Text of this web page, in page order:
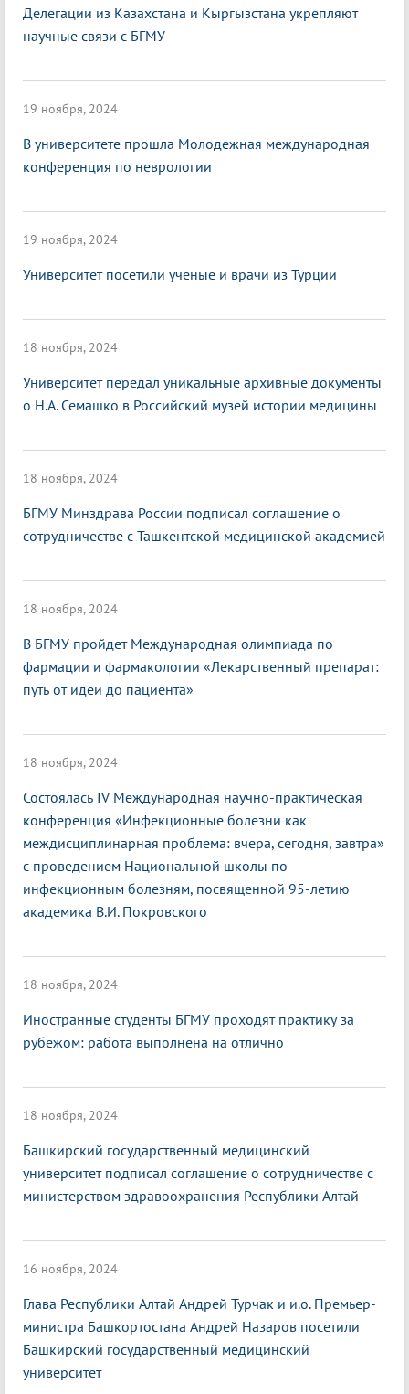
Делегации из Казахстана и Кыргызстана укрепляют
научные связи с БГМУ
19 ноября, 2024
В университете прошла Молодежная международная
конференция по неврологии
19 ноября, 2024
Университет посетили ученые и врачи из Турции
18 ноября, 2024
Университет передал уникальные архивные документы
о Н.А. Семашко в Российский музей истории медицины
18 ноября, 2024
БГМУ Минздрава России подписал соглашение о
сотрудничестве с Ташкентской медицинской академией
18 ноября, 2024
В БГМУ пройдет Международная олимпиада по
фармации и фармакологии «Лекарственный препарат:
путь от идеи до пациента»
18 ноября, 2024
Состоялась IV Международная научно-практическая
конференция «Инфекционные болезни как
междисциплинарная проблема: вчера, сегодня, завтра»
с проведением Национальной школы по
инфекционным болезням, посвященной 95-летию
академика В.И. Покровского
18 ноября, 2024
Иностранные студенты БГМУ проходят практику за
рубежом: работа выполнена на отлично
18 ноября, 2024
Башкирский государственный медицинский
университет подписал соглашение о сотрудничестве с
министерством здравоохранения Республики Алтай
16 ноября, 2024
Глава Республики Алтай Андрей Турчак и и.о. Премьер-
министра Башкортостана Андрей Назаров посетили
Башкирский государственный медицинский
университет